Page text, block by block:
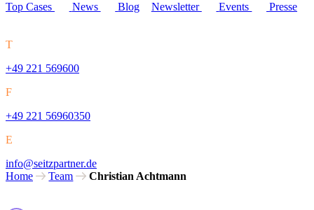
Top Cases News Blog Newsletter Events Presse
T
+49 221 569600
F
+49 221 56960350
E
info@seitzpartner.de
Home
Team Christian Achtmann